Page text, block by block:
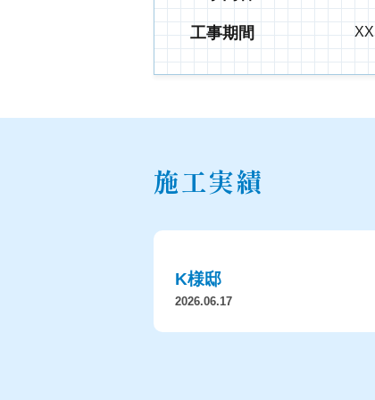
工事期間 XX
施工実績
K様邸
2026.06.17